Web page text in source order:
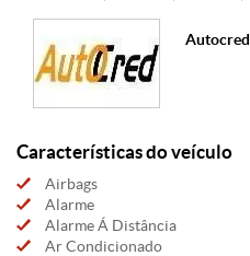
Autocred
Características do veículo
Airbags
Alarme
Alarme Á Distância
Ar Condicionado